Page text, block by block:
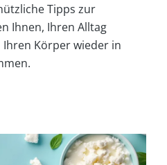
Tipps zur
Ihnen, Ihren Alltag
Körper wieder in